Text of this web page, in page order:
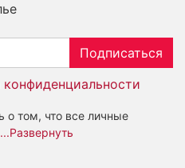
Подписаться
конфиденциальности
о том, что все личные
...Развернуть